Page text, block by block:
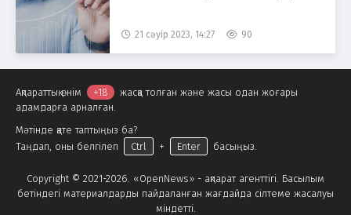
21 сәуір 2023, 14:27 90
Copyright © 2021-2026. «OpenNews» - ақпарат агенттігі. Басылым
бетіндегі материалдарды пайдаланған жағдайда сілтеме жасалуы
міндетті.
Ақпараттық өнім +18
жасқа толған және жасы одан жоғары
адамдарға арналған.
Мәтінде қате таптыңыз ба?
Таңдап, оны белгілеп
Ctrl + Enter басыңыз.